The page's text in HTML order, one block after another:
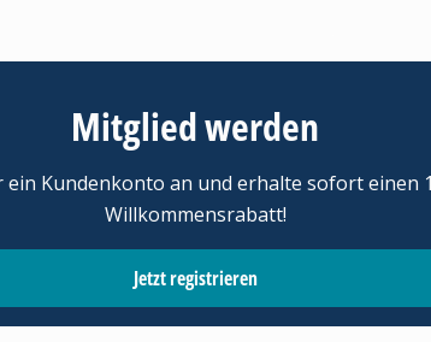
Mitglied werden
ein Kundenkonto an und erhalte sofort einen
Willkommensrabatt!
Jetzt registrieren